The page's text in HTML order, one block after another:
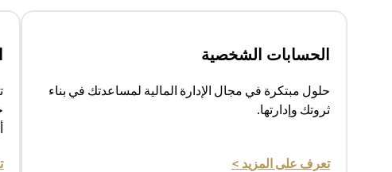
الحسابات الشخصية
حلول مبتكرة في مجال الإدارة المالية لمساعدتك في بناء
ثروتك وإدارتها.
تعرف على المزيد >